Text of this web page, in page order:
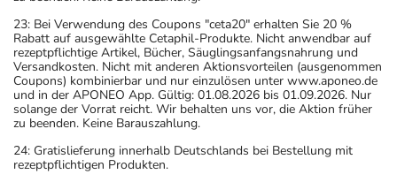
23: Bei Verwendung des Coupons "ceta20" erhalten Sie 20 %
Rabatt auf ausgewählte Cetaphil-Produkte. Nicht anwendbar auf
rezeptpflichtige Artikel, Bücher, Säuglingsanfangsnahrung und
Versandkosten. Nicht mit anderen Aktionsvorteilen (ausgenommen
Coupons) kombinierbar und nur einzulösen unter www.aponeo.de
und in der APONEO App. Gültig: 01.08.2026 bis 01.09.2026. Nur
solange der Vorrat reicht. Wir behalten uns vor, die Aktion früher
zu beenden. Keine Barauszahlung.
24: Gratislieferung innerhalb Deutschlands bei Bestellung mit
rezeptpflichtigen Produkten.